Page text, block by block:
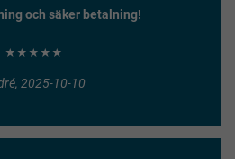
och säker betalning!
★★★★★
2025-10-10